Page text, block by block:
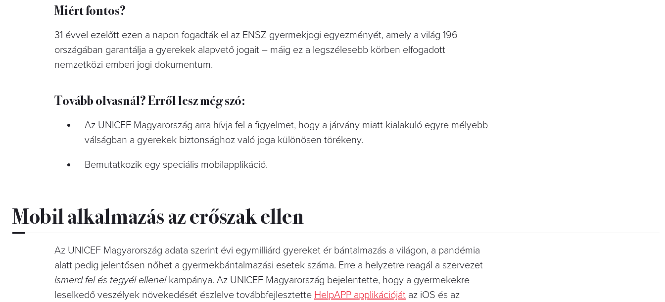
Miért fontos?
31 évvel ezelőtt ezen a napon fogadták el az ENSZ gyermekjogi egyezményét, amely a világ 196
országában garantálja a gyerekek alapvető jogait – máig ez a legszélesebb körben elfogadott
nemzetközi emberi jogi dokumentum.
Tovább olvasnál? Erről lesz még szó:
Az UNICEF Magyarország arra hívja fel a figyelmet, hogy a járvány miatt kialakuló egyre mélyebb
válságban a gyerekek biztonsághoz való joga különösen törékeny.
Bemutatkozik egy speciális mobilapplikáció.
Mobil alkalmazás az erőszak ellen
Az UNICEF Magyarország adata szerint évi egymilliárd gyereket ér bántalmazás a világon, a pandémia
alatt pedig jelentősen nőhet a gyermekbántalmazási esetek száma. Erre a helyzetre reagál a szervezet
Ismerd fel és tegyél ellene!kampánya. Az UNICEF Magyarország bejelentette, hogy a gyermekekre
leselkedő veszélyek növekedését észlelve továbbfejlesztette HelpAPP applikációját az iOS és az